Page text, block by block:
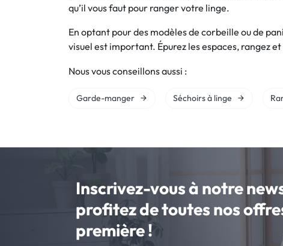
qu’il vous faut pour ranger votre linge.
En optant pour des modèles de corbeille ou de
visuel est important. Épurez les espaces, rangez
Nous vous conseillons aussi :
Garde-manger Séchoirs à linge
Inscrivez-vous à notre
profitez de toutes nos
première !